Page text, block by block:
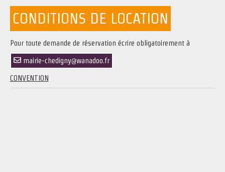
CONDITIONS DE LOCATION
Pour toute demande de réservation écrire obligatoirement à
mairie-chedigny@wanadoo.fr
CONVENTION